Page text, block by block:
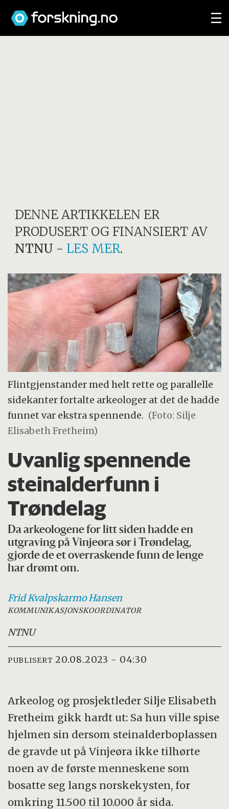
DENNE ARTIKKELEN ER
PRODUSERT OG FINANSIERT AV
NTNU - LES MER.
Flintgjenstander med helt rette og parallelle
sidekanter fortalte arkeologer at det de hadde
funnet var ekstra spennende. (Foto: Silje
Elisabeth Fretheim)
Uvanlig spennende
steinalderfunn i
Trøndelag
Da arkeologene for litt siden hadde en
utgraving på Vinjeøra sør i Trøndelag,
gjorde de et overraskende funn de lenge
har drømt om.
Frid Kvalpskarmo Hansen
KOMMUNIKASJONSKOORDINATOR
NTNU
PUBLISERT 20.08.2023 - 04:30
Arkeolog og prosjektleder Silje Elisabeth
Fretheim gikk hardt ut: Sa hun ville spise
hjelmen sin dersom steinalderboplassen
de gravde ut på Vinjeøra ikke tilhørte
noen av de første menneskene som
bosatte seg langs norskekysten, for
omkring 11.500 til 10.000 år sida.